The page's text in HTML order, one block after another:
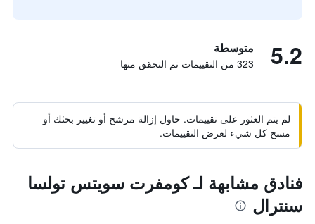
5.2 متوسطة
323 من التقييمات تم التحقق منها
لم يتم العثور على تقييمات. حاول إزالة مرشح أو تغيير بحثك أو
مسح كل شيء لعرض التقييمات.
فنادق مشابهة لـ كومفرت سويتس تولسا
سنترال